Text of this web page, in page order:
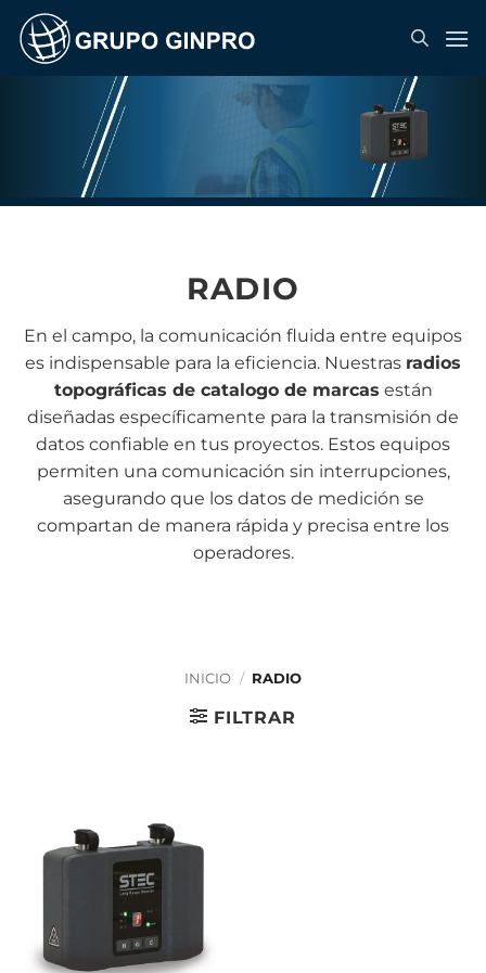
Saltar
contenido
RADIO
En el campo, la comunicación fluida entre equipos
es indispensable para la eficiencia. Nuestras radios
topográficas de catalogo de marcas están
diseñadas específicamente para la transmisión de
datos confiable en tus proyectos. Estos equipos
permiten una comunicación sin interrupciones,
asegurando que los datos de medición se
compartan de manera rápida y precisa entre los
operadores.
INICIO / RADIO
FILTRAR